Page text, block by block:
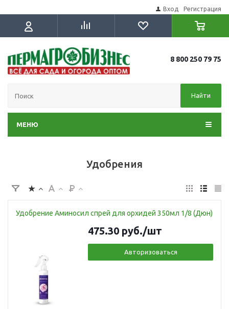
Вход Регистрация
8 800 250 79 75
Найти
МЕНЮ
Удобрения
Удобрение Аминосил спрей для орхидей 350мл 1/8 (Дюн)
475.30 руб./шт
Авторизоваться